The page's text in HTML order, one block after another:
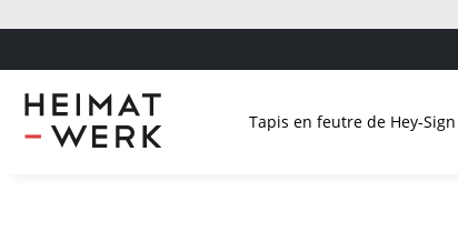
Tapis en feutre de Hey-Sign